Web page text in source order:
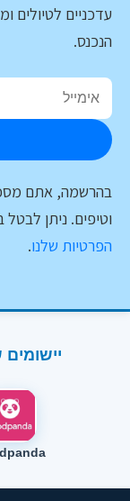
עדכניים לטיולים
הנכנס.
בהרשמה, אתם
וטיפים. ניתן
הפרטיות שלנו.